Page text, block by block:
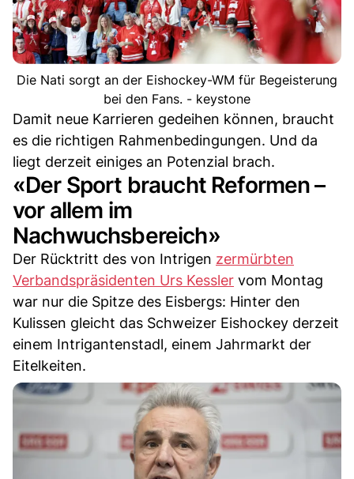
Die Nati sorgt an der Eishockey-WM für Begeisterung
bei den Fans. - keystone
Damit neue Karrieren gedeihen können, braucht
es die richtigen Rahmenbedingungen. Und da
liegt derzeit einiges an Potenzial brach.
«Der Sport braucht Reformen –
vor allem im
Nachwuchsbereich»
Der Rücktritt des von Intrigen zermürbten
Verbandspräsidenten Urs Kessler vom Montag
war nur die Spitze des Eisbergs: Hinter den
Kulissen gleicht das Schweizer Eishockey derzeit
einem Intrigantenstadl, einem Jahrmarkt der
Eitelkeiten.